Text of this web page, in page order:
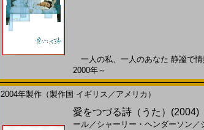
一人の私、一人のあなた 静謐で
2000年～
2004年製作（製作国 イギリス／アメリカ）
愛をつづる詩（うた）(2004)
ール／ シャーリー・ヘンダーソン ／